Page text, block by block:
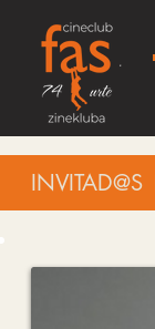
INVITAD@S